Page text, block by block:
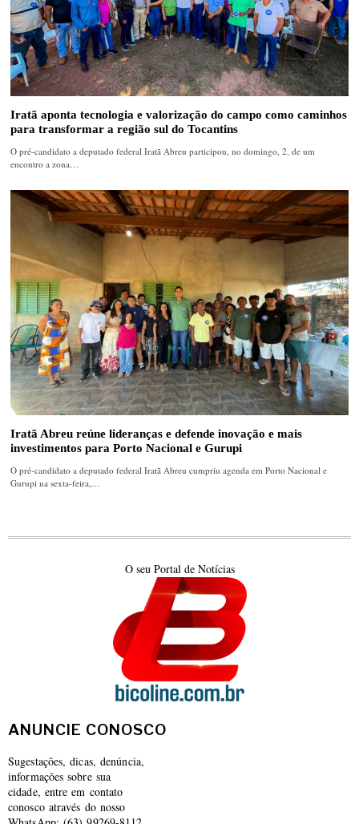
Iratã aponta tecnologia e valorização do campo como caminhos
para transformar a região sul do Tocantins
O pré-candidato a deputado federal Iratã Abreu participou, no domingo, 2, de um
encontro a zona…
Iratã Abreu reúne lideranças e defende inovação e mais
investimentos para Porto Nacional e Gurupi
O pré-candidato a deputado federal Iratã Abreu cumpriu agenda em Porto Nacional e
Gurupi na sexta-feira,…
O seu Portal de Notícias
ANUNCIE CONOSCO
Sugestações, dicas, denúncia,
informações sobre sua
cidade, entre em contato
conosco através do nosso